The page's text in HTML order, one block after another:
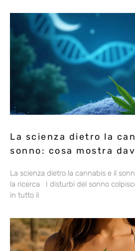
La scienza dietro la
sonno: cosa mostra
La scienza dietro la cannabis e il
la ricerca I disturbi del sonno
in tutto il